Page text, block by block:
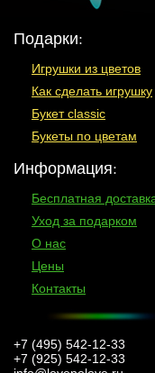
Подарки:
Игрушки из цветов
Как сделать игрушку
Букет classic
Букеты по цветам
Информация:
Бесплатная
Уход за подарком
О нас
Цены
Контакты
+7 (495) 542-12-33
+7 (925) 542-12-33